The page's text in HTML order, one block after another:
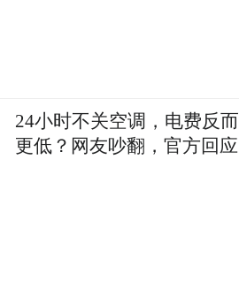
24小时不关空调，电费反而
更低？网友吵翻，官方回应